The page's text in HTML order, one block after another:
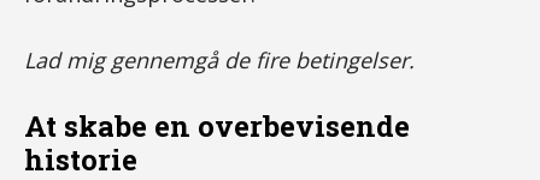
Lad mig gennemgå de fire betingelser.
At skabe en overbevisende
historie